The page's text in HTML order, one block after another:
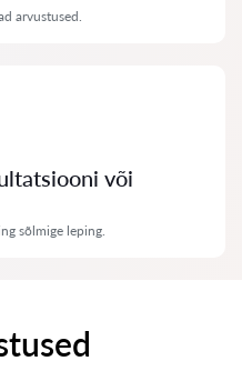
arvustused.
või
sõlmige leping.